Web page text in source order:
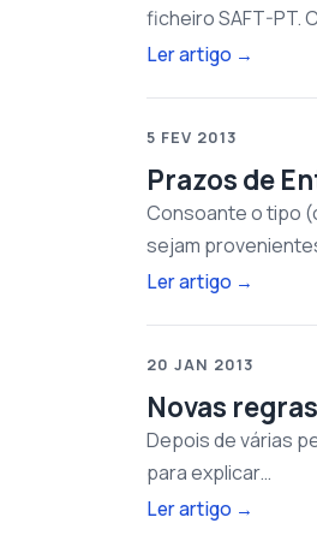
ficheiro SAFT-PT.
Ler artigo →
5 FEV 2013
Prazos de
Consoante o tipo
sejam
Ler artigo →
20 JAN 2013
Novas
Depois de várias
para explicar…
Ler artigo →